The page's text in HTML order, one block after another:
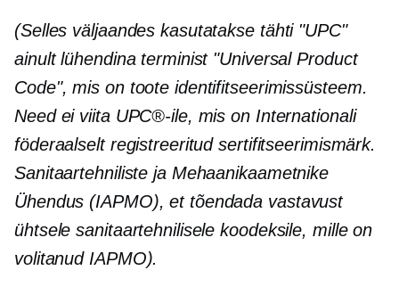
(Selles väljaandes kasutatakse tähti "UPC"
ainult lühendina terminist "Universal Product
Code", mis on toote identifitseerimissüsteem.
Need ei viita UPC®-ile, mis on Internationali
föderaalselt registreeritud sertifitseerimismärk.
Sanitaartehniliste ja Mehaanikaametnike
Ühendus (IAPMO), et tõendada vastavust
ühtsele sanitaartehnilisele koodeksile, mille on
volitanud IAPMO).